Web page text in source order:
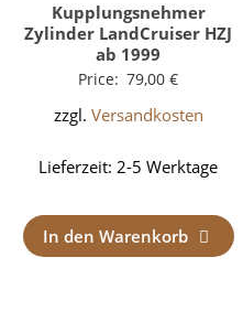
Kupplungsnehmer
Zylinder LandCruiser HZJ
ab 1999
Price: 79,00€
zzgl. Versandkosten
Lieferzeit:2-5 Werktage
In den Warenkorb